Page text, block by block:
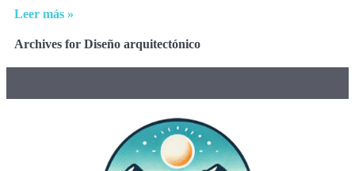
Leer más »
Archives for Diseño arquitectónico